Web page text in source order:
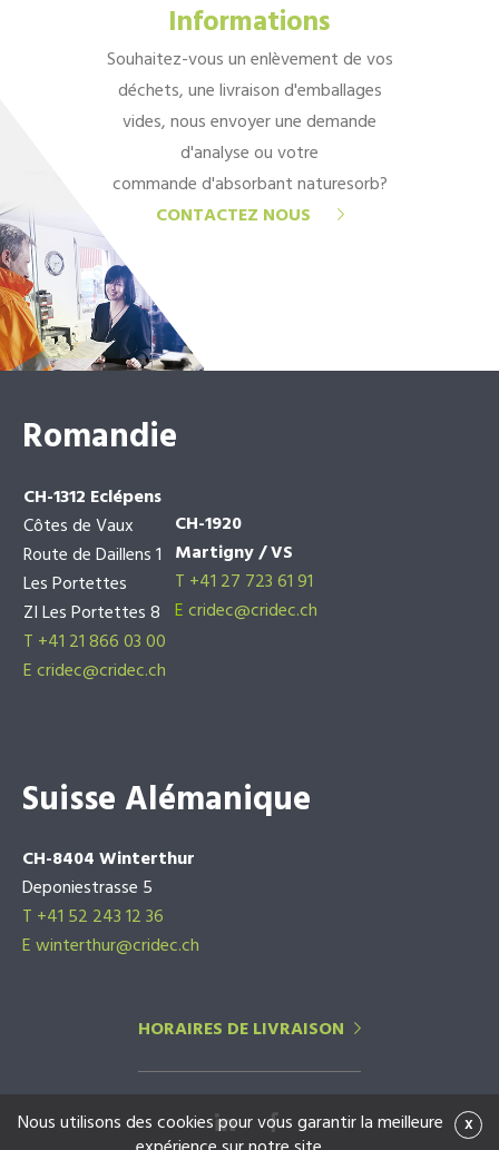
Informations
Souhaitez-vous un enlèvement de vos
déchets, une livraison d'emballages
vides, nous envoyer une demande
d'analyse ou votre
commande d'absorbant naturesorb?
CONTACTEZ NOUS
Romandie
CH-1312 Eclépens
Côtes de Vaux
Route de Daillens 1
Les Portettes
ZI Les Portettes 8
T +41 21 866 03 00
Ecridec@cridec.ch
CH-1920
Martigny / VS
T +41 27 723 61 91
Ecridec@cridec.ch
Suisse Alémanique
CH-8404 Winterthur
Deponiestrasse 5
T +41 52 243 12 36
E winterthur@cridec.ch
HORAIRES DE LIVRAISON
x
Nous utilisons des cookies pour vous garantir la meilleure